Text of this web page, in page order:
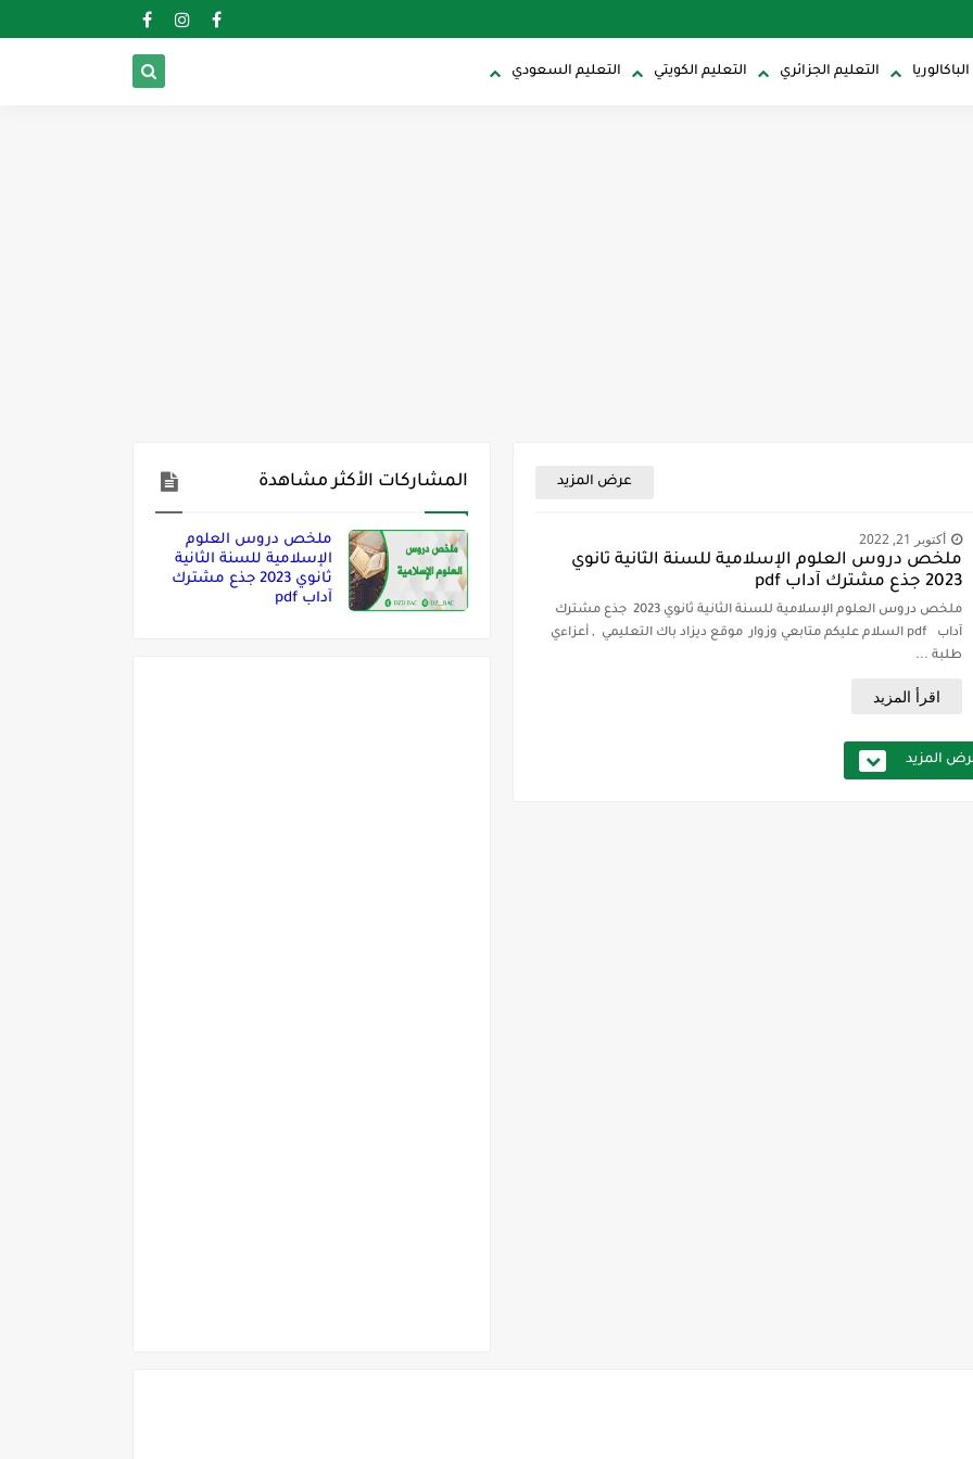
التعليم الجزائري التعليم الكويتي التعليم السعودي
عرض المزيد
أكتوبر 21, 2022
ملخص دروس العلوم الإسلامية للسنة الثانية ثانوي
2023 جذع مشترك آداب pdf
ملخص دروس العلوم الإسلامية للسنة الثانية ثانوي 2023 جذع مشترك
آداب pdf السلام عليكم متابعي وزوار موقع ديزاد باك التعليمي , أعزاءي
طلبة ...
اقرأ المزيد
المزيد
المشاركات الأكثر مشاهدة
ملخص دروس العلوم
الإسلامية للسنة الثانية
ثانوي 2023 جذع مشترك
آداب pdf